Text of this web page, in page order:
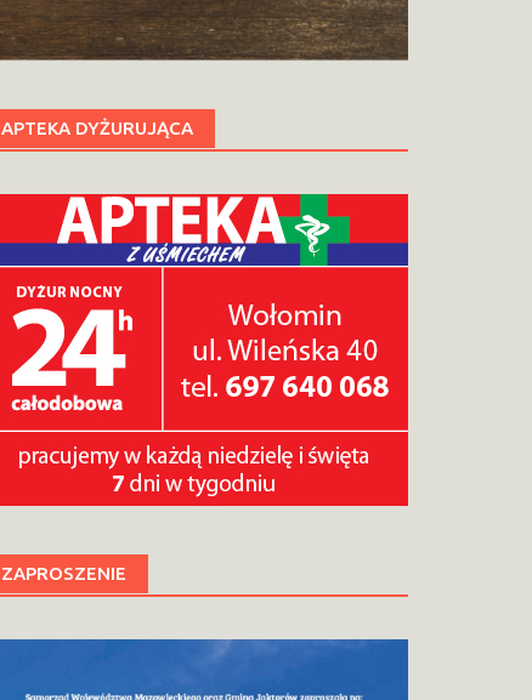
APTEKA DYŻURUJĄCA
ZAPROSZENIE